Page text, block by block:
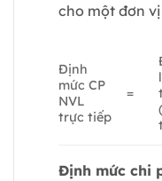
cho một đơn
Định
mức CP
NVL
trực tiếp
=
Định mức chi